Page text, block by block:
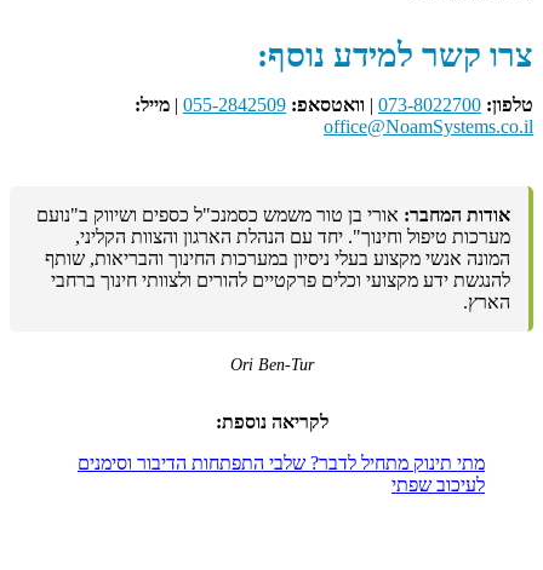
צרו קשר למידע נוסף:
טלפון: 073-8022700
| וואטסאפ: 055-2842509
| מייל:
office@NoamSystems.co.il
אודות המחבר: אורי בן טור משמש כסמנכ"ל כספים ושיווק ב"נועם
מערכות טיפול וחינוך". יחד עם הנהלת הארגון והצוות הקליני,
המונה אנשי מקצוע בעלי ניסיון במערכות החינוך והבריאות, שותף
להנגשת ידע מקצועי וכלים פרקטיים להורים ולצוותי חינוך ברחבי
הארץ.
Ori Ben-Tur
לקריאה נוספת:
מתי תינוק מתחיל לדבר? שלבי התפתחות הדיבור וסימנים
לעיכוב שפתי